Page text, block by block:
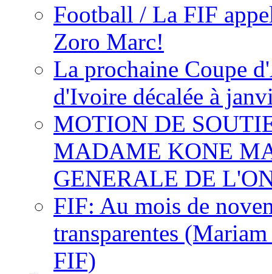
Football / La FIF
Zoro Marc!
La prochaine Coupe
d'Ivoire décalée à
MOTION DE
MADAME KONE
GENERALE DE
FIF: Au mois de
transparentes
FIF)